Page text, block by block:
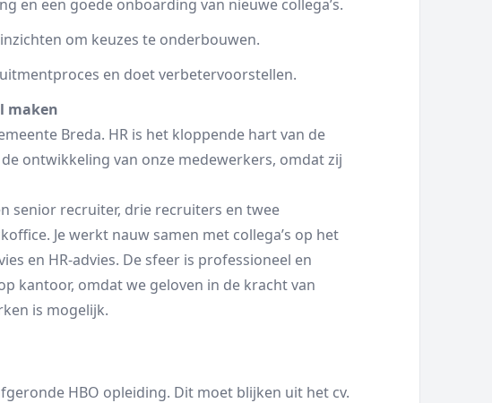
en een goede onboarding van nieuwe collega’s.
om keuzes te onderbouwen.
en doet verbetervoorstellen.
maken
Breda. HR is het kloppende hart van de
ontwikkeling van onze medewerkers, omdat zij
senior recruiter, drie recruiters en twee
Je werkt nauw samen met collega’s op het
en HR-advies. De sfeer is professioneel en
kantoor, omdat we geloven in de kracht van
is mogelijk.
HBO opleiding. Dit moet blijken uit het cv.